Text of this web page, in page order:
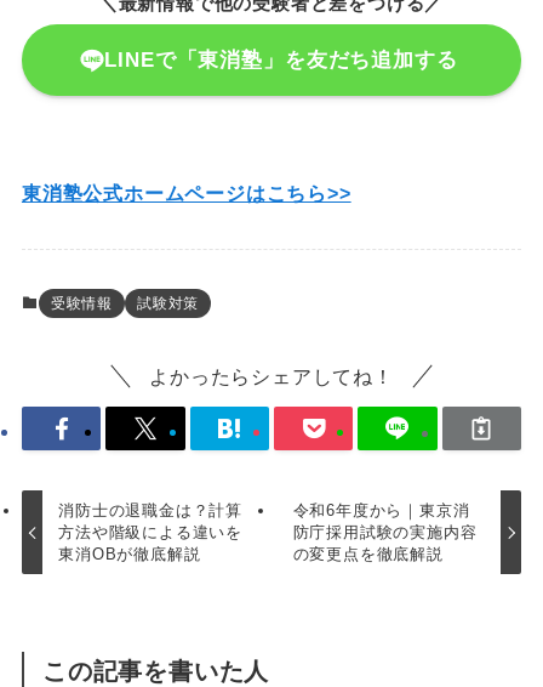
LINEで「東消塾」を友だち追加する
東消塾公式ホームページはこちら>>
受験情報 試験対策
よかったらシェアしてね！
消防士の退職金は？計算
方法や階級による違いを
東消OBが徹底解説
令和6年度から｜東京消
防庁採用試験の実施内容
の変更点を徹底解説
この記事を書いた人